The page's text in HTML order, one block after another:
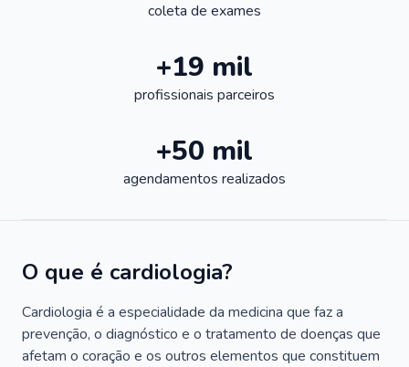
coleta de exames
+19 mil
profissionais parceiros
+50 mil
agendamentos realizados
O que é cardiologia?
Cardiologia é a especialidade da medicina que faz a
prevenção, o diagnóstico e o tratamento de doenças que
afetam o coração e os outros elementos que constituem